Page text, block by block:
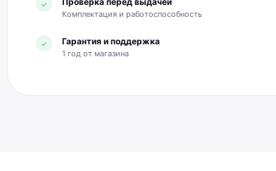
✓
Комплектация и работоспособность
✓ Гарантия и поддержка
1 год от магазина